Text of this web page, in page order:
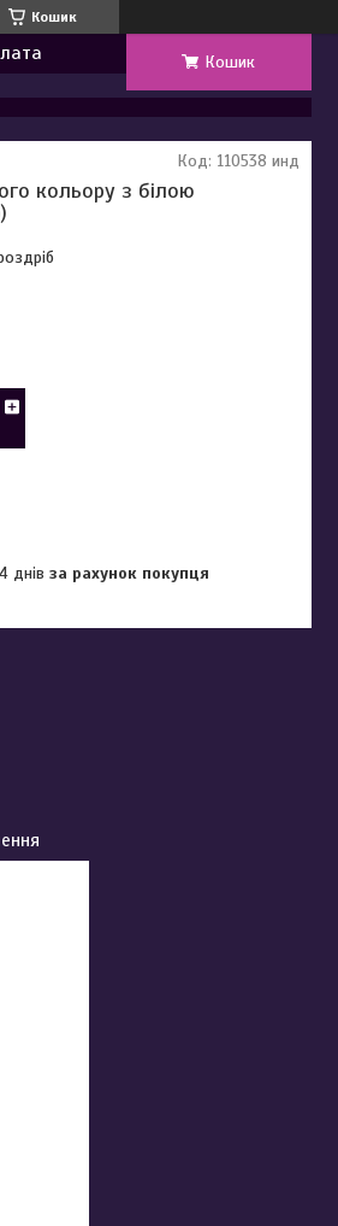
Кошик
Кошик
кольору з білою
Код: 110538 инд
днівза рахунок покупця